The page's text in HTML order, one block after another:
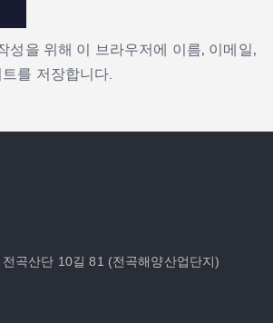
성을 위해 이 브라우저에 이름, 이메일,
를 저장합니다.
곡산단 10길 81 (전곡해양산업단지)